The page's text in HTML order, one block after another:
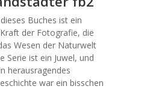
Buches ist ein
der Fotografie, die
Wesen der Naturwelt
Serie ist ein Juwel, und
herausragendes
war ein bisschen